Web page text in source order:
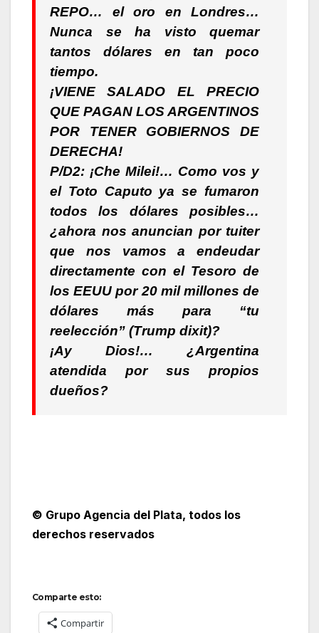
REPO… el oro en Londres…
Nunca se ha visto quemar
tantos dólares en tan poco
tiempo.
¡VIENE SALADO EL PRECIO
QUE PAGAN LOS ARGENTINOS
POR TENER GOBIERNOS DE
DERECHA!
P/D2: ¡Che Milei!… Como vos y
el Toto Caputo ya se fumaron
todos los dólares posibles…
¿ahora nos anuncian por tuiter
que nos vamos a endeudar
directamente con el Tesoro de
los EEUU por 20 mil millones de
dólares más para “tu
reelección” (Trump dixit)?
¡Ay Dios!… ¿Argentina
atendida por sus propios
dueños?
© Grupo Agencia del Plata, todos los
derechos reservados
Comparte esto:
Compartir